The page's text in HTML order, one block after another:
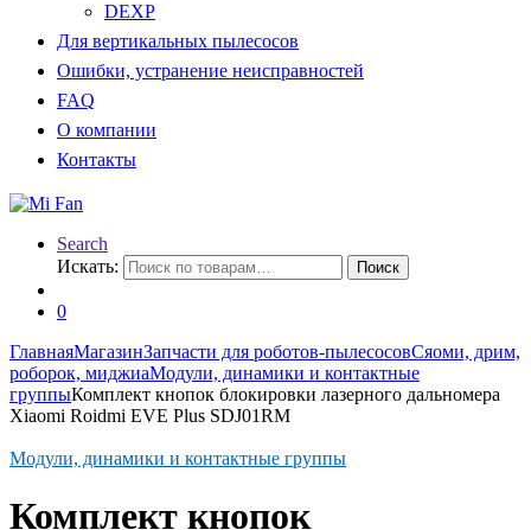
DEXP
Для вертикальных пылесосов
Ошибки, устранение неисправностей
FAQ
О компании
Контакты
Search
Искать:
Поиск
0
ГлавнаяМагазинЗапчасти для роботов-пылесосовСяоми, дрим,
роборок, миджиаМодули, динамики и контактные
группыКомплект кнопок блокировки лазерного дальномера
Xiaomi Roidmi EVE Plus SDJ01RM
Модули, динамики и контактные группы
Комплект кнопок